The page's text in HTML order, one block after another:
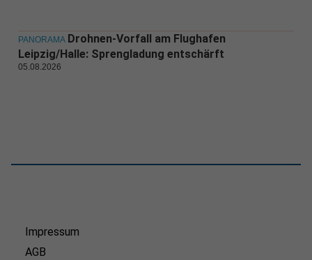
PANORAMA Drohnen-Vorfall am Flughafen
Leipzig/Halle: Sprengladung entschärft
05.08.2026
Impressum
AGB